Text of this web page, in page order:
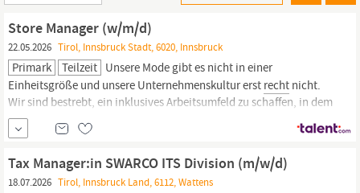
Store Manager (w/m/d)
22.05.2026 Tirol, Innsbruck Stadt, 6020, Innsbruck
Primark Teilzeit Unsere Mode gibt es nicht in einer
Einheitsgröße und unsere Unternehmenskultur erst recht nicht.
Wir sind bestrebt, ein inklusives Arbeitsumfeld zu schaffen, in dem
Menschen sie selbst sein können, Zugang zu Chancen haben und
gemeinsam erfolgreich sind. Funktion Retail Management
Vollzeit/Teilzeit Vollzeit Art des Vertrags Mitarbeiter - Angestellt
mit unbefristetem VertragLand
Tax Manager:in SWARCO ITS Division (m/w/d)
18.07.2026 Tirol, Innsbruck Land, 6112, Wattens